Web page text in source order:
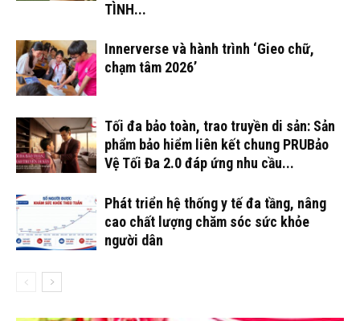
TÌNH...
Innerverse và hành trình ‘Gieo chữ,
chạm tâm 2026’
Tối đa bảo toàn, trao truyền di sản: Sản
phẩm bảo hiểm liên kết chung PRUBảo
Vệ Tối Đa 2.0 đáp ứng nhu cầu...
Phát triển hệ thống y tế đa tầng, nâng
cao chất lượng chăm sóc sức khỏe
người dân